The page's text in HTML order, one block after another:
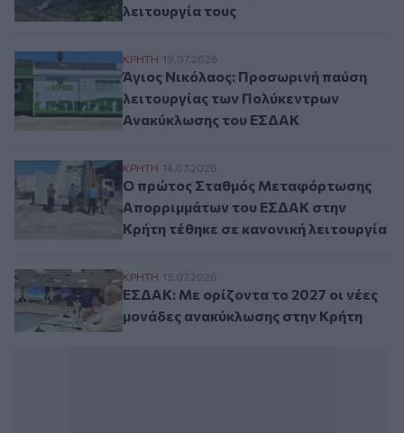
λειτουργία τους
Άγιος Νικόλαος: Προσωρινή παύση
ΚΡΗΤΗ 19.07.2026
Άγιος Νικόλαος: Προσωρινή παύση
λειτουργίας των Πολύκεντρων
Ανακύκλωσης του ΕΣΔΑΚ
Ο πρώτος Σταθμός Μεταφόρτωσης
ΚΡΗΤΗ 14.07.2026
Ο πρώτος Σταθμός Μεταφόρτωσης
Απορριμμάτων του ΕΣΔΑΚ στην
Κρήτη τέθηκε σε κανονική λειτουργία
ΕΣΔΑΚ: Με ορίζοντα το 2027 οι νέες
ΚΡΗΤΗ 13.07.2026
ΕΣΔΑΚ: Με ορίζοντα το 2027 οι νέες
μονάδες ανακύκλωσης στην Κρήτη